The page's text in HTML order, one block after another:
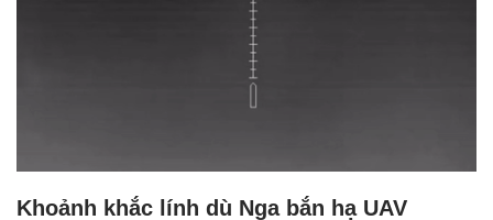
Khoảnh khắc lính dù Nga bắn hạ UAV